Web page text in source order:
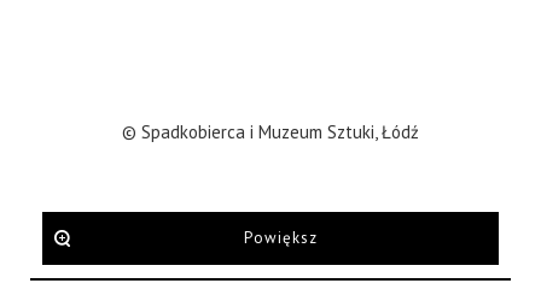
© Spadkobierca i Muzeum Sztuki, Łódź
Powiększ